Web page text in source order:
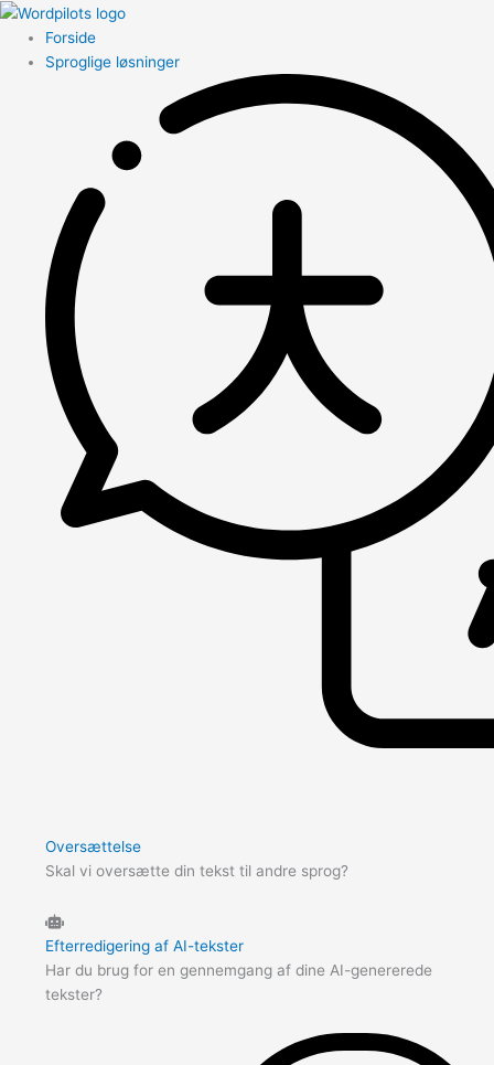
Forside
Sproglige løsninger
Oversættelse
Skal vi oversætte din tekst til andre sprog?
Efterredigering af AI-tekster
Har du brug for en gennemgang af dine AI-genererede
tekster?